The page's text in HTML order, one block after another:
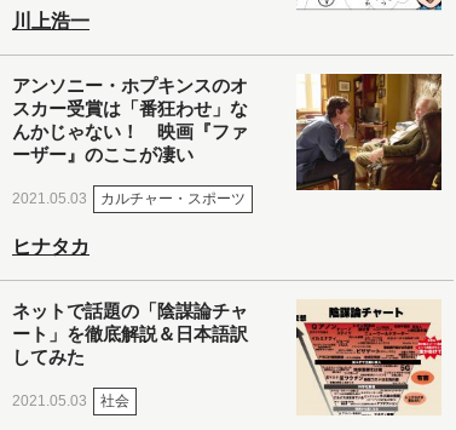
川上浩一
アンソニー・ホプキンスのオ
スカー受賞は「番狂わせ」な
んかじゃない！ 映画『ファ
ーザー』のここが凄い
2021.05.03 カルチャー・スポーツ
ヒナタカ
ネットで話題の「陰謀論チャ
ート」を徹底解説＆日本語訳
してみた
2021.05.03 社会